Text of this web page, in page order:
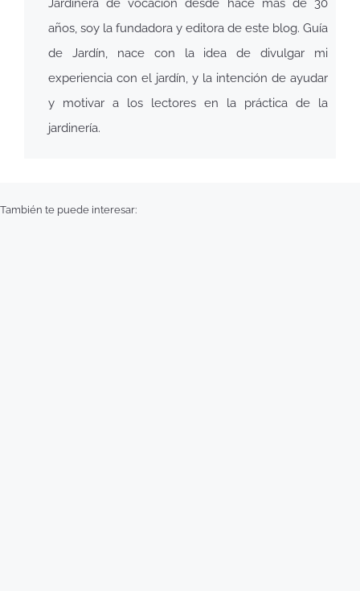
Jardinera de vocación desde hace más de 30
años, soy la fundadora y editora de este blog. Guía
de Jardín, nace con la idea de divulgar mi
experiencia con el jardín, y la intención de ayudar
y motivar a los lectores en la práctica de la
jardinería.
También te puede interesar: